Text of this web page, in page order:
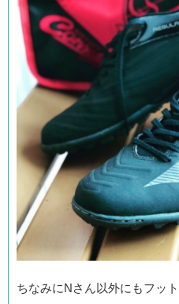
ちなみにNさん以外にもフッ